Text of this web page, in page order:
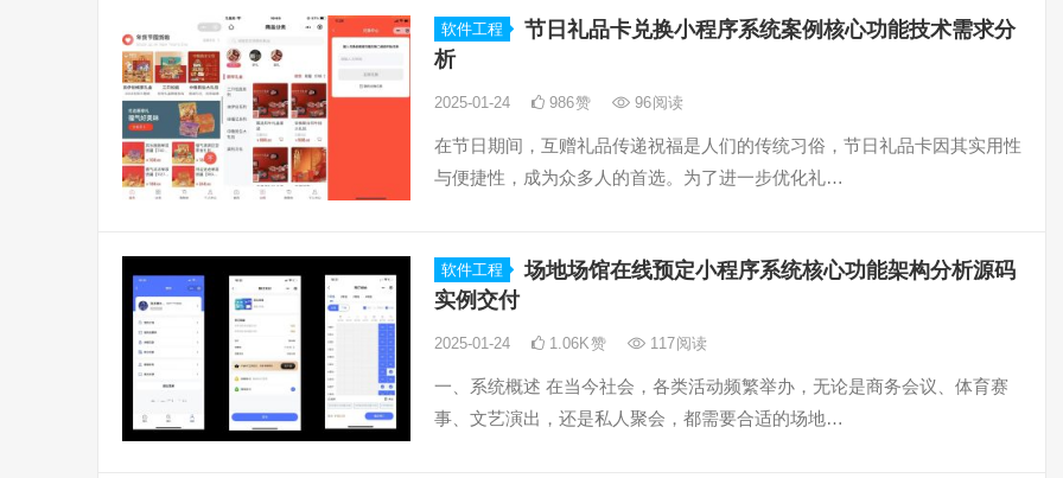
软件工程
节日礼品卡兑换小程序系统案例核心功能技术需求分
析
2025-01-24 986赞 96阅读
在节日期间，互赠礼品传递祝福是人们的传统习俗，节日礼品卡因其实用性
与便捷性，成为众多人的首选。为了进一步优化礼…
软件工程
场地场馆在线预定小程序系统核心功能架构分析源码
实例交付
2025-01-24 1.06K赞 117阅读
一、系统概述 在当今社会，各类活动频繁举办，无论是商务会议、体育赛
事、文艺演出，还是私人聚会，都需要合适的场地…